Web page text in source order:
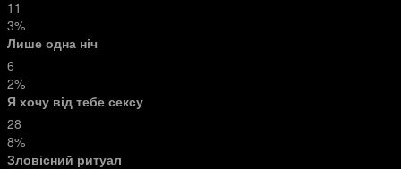
11
3%
Лише одна ніч
6
2%
Я хочу від тебе сексу
28
8%
Зловісний ритуал